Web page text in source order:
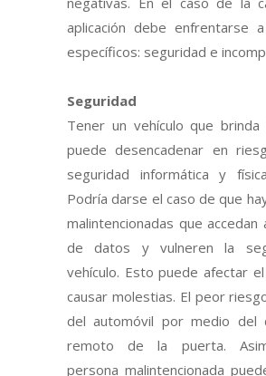
aplicación debe enfrentarse
específicos: seguridad e
Seguridad
Tener un vehículo que brinda
puede desencadenar en
seguridad informática y
Podría darse el caso de que
malintencionadas que accedan
de datos y vulneren la
vehículo. Esto puede afectar
causar molestias. El peor
del automóvil por medio del
remoto de la puerta.
persona malintencionada